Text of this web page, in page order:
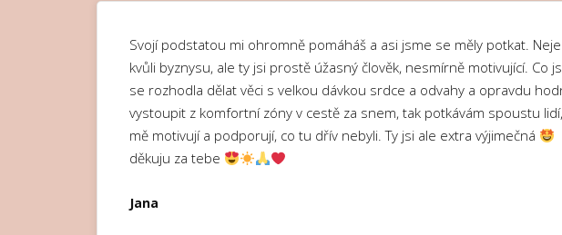
Svojí podstatou mi ohromně pomáháš a asi jsme se měly potkat.
kvůli byznysu, ale ty jsi prostě úžasný člověk, nesmírně motivující. Co
se rozhodla dělat věci s velkou dávkou srdce a odvahy a opravdu
vystoupit z komfortní zóny v cestě za snem, tak potkávám spoustu
mě motivují a podporují, co tu dřív nebyli. Ty jsi ale extra výjimečná
děkuju za tebe
Jana